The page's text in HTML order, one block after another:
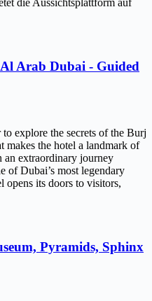
die Aussichtsplattform auf
Arab Dubai - Guided
explore the secrets of the Burj
the hotel a landmark of
an extraordinary journey
of Dubai’s most legendary
opens its doors to visitors,
Pyramids, Sphinx